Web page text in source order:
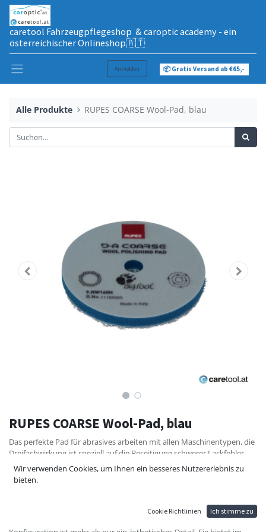
caretool Fahrzeugpflegeshop & caroptic academy - ein
österreichischer Onlineshop🇦🇹
Anmelden 📦 Gratis Versand ab €65,-
Alle Produkte RUPES COARSE Wool-Pad, blau
RUPES COARSE Wool-Pad, blau
Das perfekte Pad für abrasives arbeiten mit allen Maschinentypen, die
Dreifachwirkung ist speziell auf die Beseitigung schwerer Lackfehler
ausgelegt. Der blaue Schaum des groben Wollkissens ist steifer und
dichter, was die Übertragung der Werkzeugbewegung auf die
Faserlängen hergestellt, wodurch eine Wolloberfläche mit doppelter
Dichte und ein spezifisches sichtbares Muster entstehen. Diese
Wir verwenden Cookies, um Ihnen ein besseres Nutzererlebnis zu
bieten.
Cookie Richtlinien Ich stimme zu